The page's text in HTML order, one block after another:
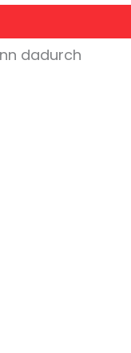
dadurch